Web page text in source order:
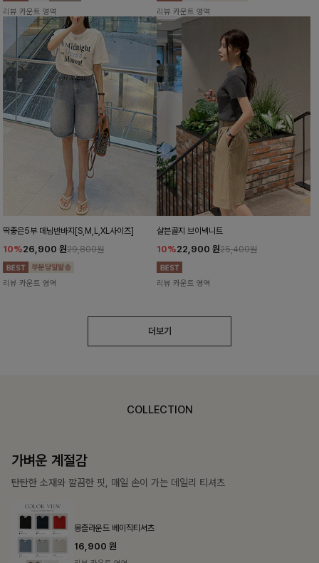
리뷰 카운트 영역 리뷰 카운트 영역
딱좋은5부 데님반바지[S,M,L,XL사이즈]
10%26,900 원29,800원
리뷰 카운트 영역
샬븐골지 브이넥니트
10%22,900 원25,400원
리뷰 카운트 영역
더보기
COLLECTION
가장 쉬운 코디
특별한 날부터 일상까지 함께하는 룩